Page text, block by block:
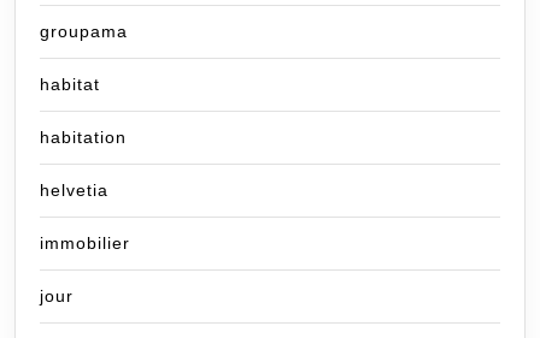
groupama
habitat
habitation
helvetia
immobilier
jour